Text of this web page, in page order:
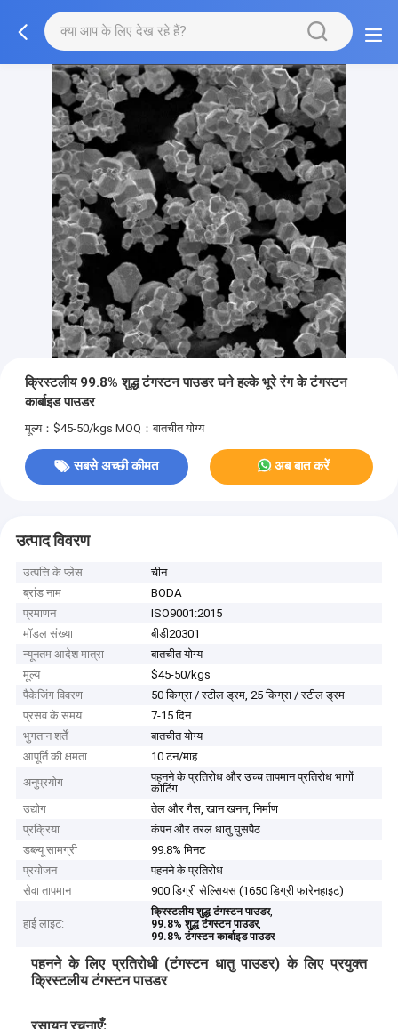
क्रिस्टलीय 99.8% शुद्ध टंगस्टन पाउडर घने हल्के भूरे रंग के टंगस्टन
कार्बाइड पाउडर
मूल्य：$45-50/kgs MOQ：बातचीत योग्य
सबसे अच्छी कीमत अब बात करें
उत्पाद विवरण
उत्पत्ति के प्लेस
चीन
ब्रांड नाम
BODA
प्रमाणन
ISO9001:2015
मॉडल संख्या
बीडी20301
न्यूनतम आदेश मात्रा
बातचीत योग्य
मूल्य
$45-50/kgs
पैकेजिंग विवरण
50 किग्रा / स्टील ड्रम, 25 किग्रा / स्टील ड्रम
प्रसव के समय
7-15 दिन
भुगतान शर्तें
बातचीत योग्य
आपूर्ति की क्षमता
10 टन/माह
अनुप्रयोग
पहनने के प्रतिरोध और उच्च तापमान प्रतिरोध भागों
कोटिंग
उद्योग
तेल और गैस, खान खनन, निर्माण
प्रक्रिया
कंपन और तरल धातु घुसपैठ
डब्ल्यू सामग्री
99.8% मिनट
प्रयोजन
पहनने के प्रतिरोध
सेवा तापमान
900 डिग्री सेल्सियस (1650 डिग्री फारेनहाइट)
हाई लाइट:
क्रिस्टलीय शुद्ध टंगस्टन पाउडर,
99.8% शुद्ध टंगस्टन पाउडर,
99.8% टंगस्टन कार्बाइड पाउडर
पहनने के लिए प्रतिरोधी (टंगस्टन धातु पाउडर) के लिए प्रयुक्त
क्रिस्टलीय टंगस्टन पाउडर